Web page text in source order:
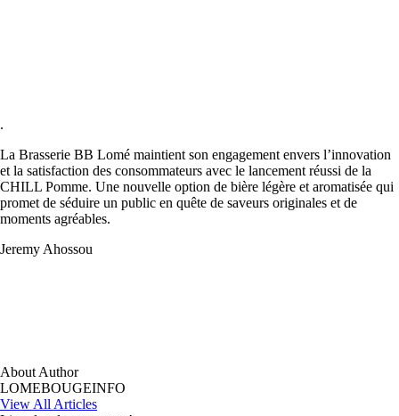
.
La Brasserie BB Lomé maintient son engagement envers l’innovation
et la satisfaction des consommateurs avec le lancement réussi de la
CHILL Pomme. Une nouvelle option de bière légère et aromatisée qui
promet de séduire un public en quête de saveurs originales et de
moments agréables.
Jeremy Ahossou
About Author
LOMEBOUGEINFO
View All Articles